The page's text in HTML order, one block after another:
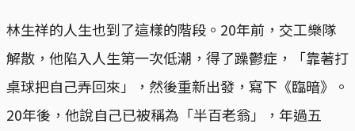
林生祥的人生也到了這樣的階段。20年前，交工樂隊
解散，他陷入人生第一次低潮，得了躁鬱症，「靠著打
桌球把自己弄回來」，然後重新出發，寫下《臨暗》。
20年後，他說自己已被稱為「半百老翁」，年過五